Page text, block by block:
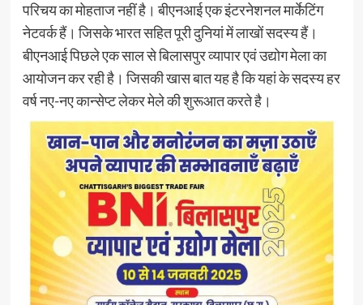
परिचय का मोहताज नहीं है। बीएनआई एक इंटरनेशनल मार्केटिंग
नेटवर्क हैं। जिसके भारत सहित पूरी दुनियां में लाखों सदस्य हैं।
बीएनआई पिछले एक साल से बिलासपुर व्यापार एवं उद्योग मेला का
आयोजन कर रही है। जिसकी खास बात यह है कि यहां के सदस्य हर
वर्ष नए-नए कान्सेप्ट लेकर मेले की शुरूआत करते है।